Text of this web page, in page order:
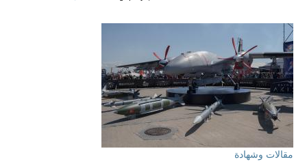
مقالات وشهادة